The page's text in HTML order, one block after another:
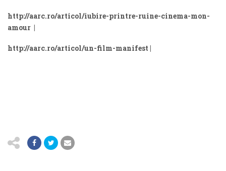
http://aarc.ro/articol/iubire-printre-ruine-cinema-mon-
amour |
http://aarc.ro/articol/un-film-manifest |